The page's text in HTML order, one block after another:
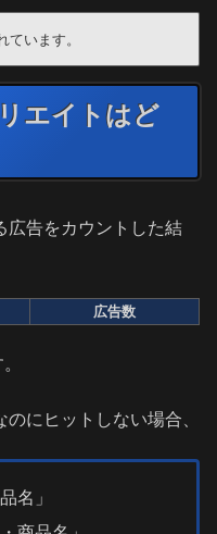
ています。
エイトはど
広告をカウントした結
広告数
にヒットしない場合、
名」